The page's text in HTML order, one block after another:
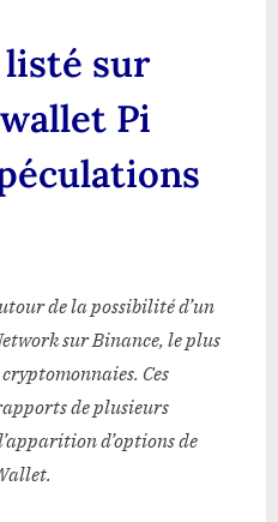
sur
Pi
de la possibilité d’un
sur Binance, le plus
Ces
de plusieurs
d’options de